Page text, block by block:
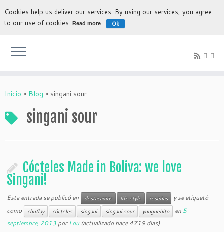
La experiencia más auténtica para descubrir Bolivia
Inicio » Blog » singani sour
singani sour
Cócteles Made in Boliva: we love
Singani!
Esta entrada se publicó en destacamos life style reseñas
y se etiquetó
como
chuflay cócteles singani singani sour yungueñito en 5
septiembre, 2013 porLou(actualizado hace 4719 dias)
Cookies help us deliver our services. By using our services, you agree
to our use of cookies.Read more Ok